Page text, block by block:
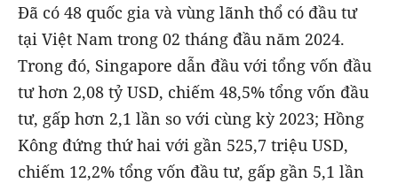
Đã có 48 quốc gia và vùng lãnh thổ có đầu tư
tại Việt Nam trong 02 tháng đầu năm 2024.
Trong đó, Singapore dẫn đầu với tổng vốn đầu
tư hơn 2,08 tỷ USD, chiếm 48,5% tổng vốn đầu
tư, gấp hơn 2,1 lần so với cùng kỳ 2023; Hồng
Kông đứng thứ hai với gần 525,7 triệu USD,
chiếm 12,2% tổng vốn đầu tư, gấp gần 5,1 lần